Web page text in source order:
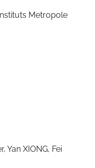
Metropole
Yan XIONG, Fei